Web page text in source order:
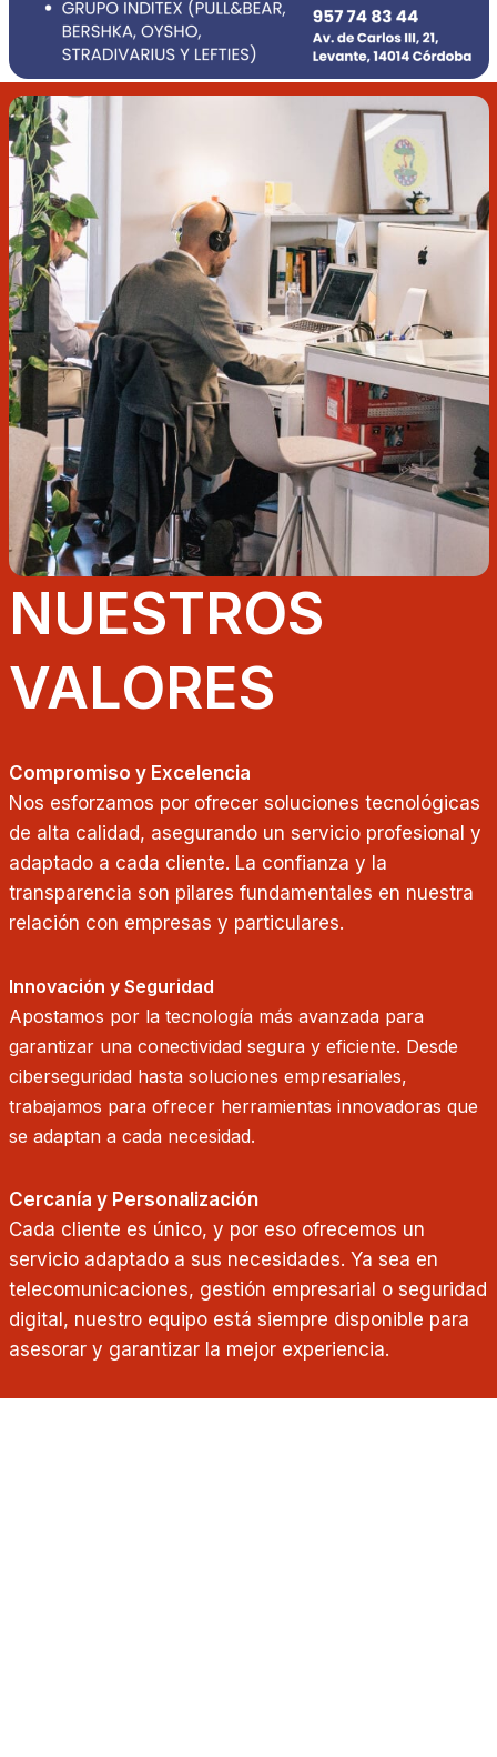
NUESTROS
VALORES
Compromiso y Excelencia
Nos esforzamos por ofrecer soluciones tecnológicas
de alta calidad, asegurando un servicio profesional y
adaptado a cada cliente. La confianza y la
transparencia son pilares fundamentales en nuestra
relación con empresas y particulares.
Innovación y Seguridad
Apostamos por la tecnología más avanzada para
garantizar una conectividad segura y eficiente. Desde
ciberseguridad hasta soluciones empresariales,
trabajamos para ofrecer herramientas innovadoras que
se adaptan a cada necesidad.
Cercanía y Personalización
Cada cliente es único, y por eso ofrecemos un
servicio adaptado a sus necesidades. Ya sea en
telecomunicaciones, gestión empresarial o seguridad
digital, nuestro equipo está siempre disponible para
asesorar y garantizar la mejor experiencia.